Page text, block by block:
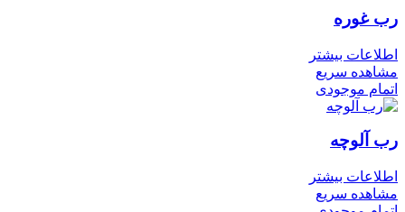
رب غوره
اطلاعات بیشتر
مشاهده سریع
اتمام موجودی
رب آلوچه
اطلاعات بیشتر
مشاهده سریع